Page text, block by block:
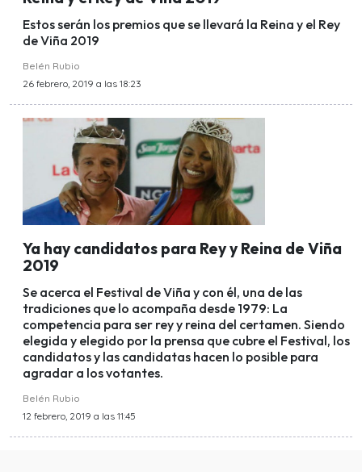
Estos serán los premios que se llevará la Reina y el Rey
de Viña 2019
Belén Rubio
26 febrero, 2019 a las 18:23
Ya hay candidatos para Rey y Reina de Viña
2019
Se acerca el Festival de Viña y con él, una de las
tradiciones que lo acompaña desde 1979: La
competencia para ser rey y reina del certamen. Siendo
elegida y elegido por la prensa que cubre el Festival, los
candidatos y las candidatas hacen lo posible para
agradar a los votantes.
Belén Rubio
12 febrero, 2019 a las 11:45